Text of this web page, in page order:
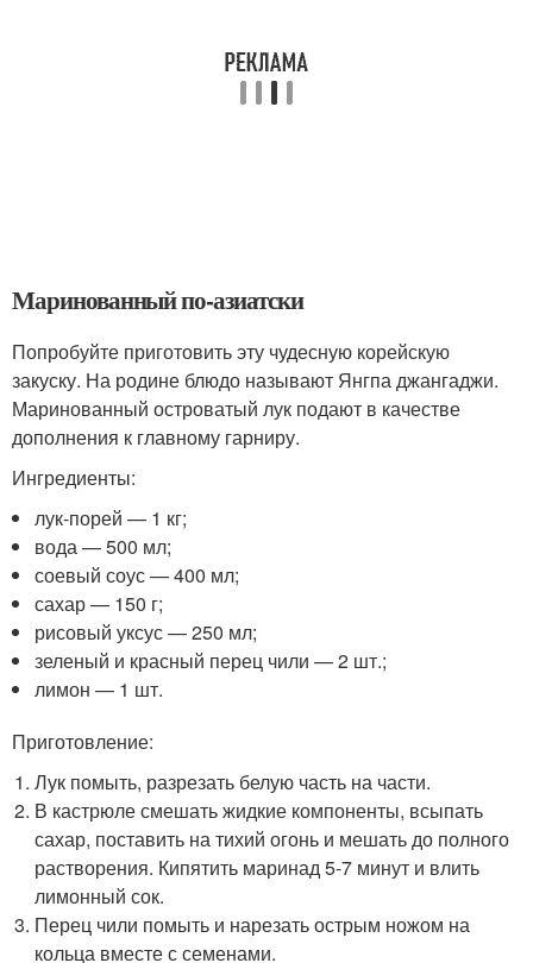
Маринованный по-азиатски
Попробуйте приготовить эту чудесную корейскую
закуску. На родине блюдо называют Янгпа джангаджи.
Маринованный островатый лук подают в качестве
дополнения к главному гарниру.
Ингредиенты:
лук-порей — 1 кг;
вода — 500 мл;
соевый соус — 400 мл;
сахар — 150 г;
рисовый уксус — 250 мл;
зеленый и красный перец чили — 2 шт.;
лимон — 1 шт.
Приготовление:
Лук помыть, разрезать белую часть на части.
В кастрюле смешать жидкие компоненты, всыпать
сахар, поставить на тихий огонь и мешать до полного
растворения. Кипятить маринад 5-7 минут и влить
лимонный сок.
Перец чили помыть и нарезать острым ножом на
кольца вместе с семенами.